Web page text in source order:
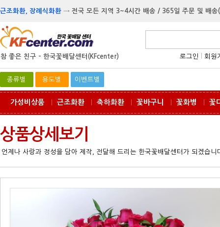
근조화환, 장례식화환 → 전국 모든 지역 3~4시간 배송 / 365일 주문 및 배
참 좋은 친구 - 한국꽃배달센터(KFcenter) 로그인 회원
종류별 용도별 이벤트별
가성비상품 근조화환 축하화환 꽃바구니 꽃화병 꽃
상품상세보기
언제나 사랑과 정성을 담아 제작, 전달해 드리는 한국꽃배달센터가 되겠습니